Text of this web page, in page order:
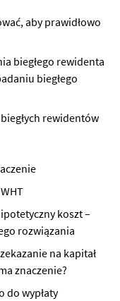
aby prawidłowo
biegłego rewidenta
biegłego
rewidentów
koszt –
rozwiązania
na kapitał
znaczenie?
do wypłaty